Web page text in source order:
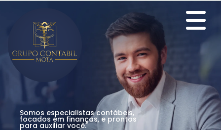
Somos especialistas contábeis,
focados em finanças, e prontos
para auxiliar você.